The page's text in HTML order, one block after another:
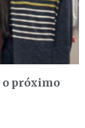
o próximo